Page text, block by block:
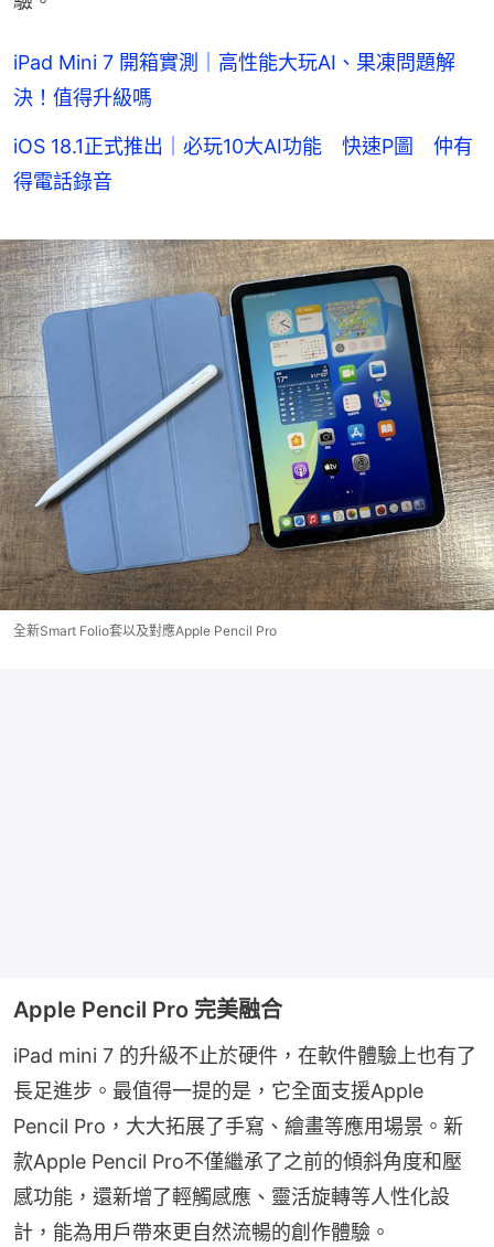
iPad Mini 7 開箱實測｜高性能大玩AI、果凍問題解
決！值得升級嗎
iOS 18.1正式推出｜必玩10大AI功能 快速P圖 仲有
得電話錄音
全新Smart Folio套以及對應Apple Pencil Pro
Apple Pencil Pro 完美融合
iPad mini 7 的升級不止於硬件，在軟件體驗上也有了
長足進步。最值得一提的是，它全面支援Apple
Pencil Pro，大大拓展了手寫、繪畫等應用場景。新
款Apple Pencil Pro不僅繼承了之前的傾斜角度和壓
感功能，還新增了輕觸感應、靈活旋轉等人性化設
計，能為用戶帶來更自然流暢的創作體驗。